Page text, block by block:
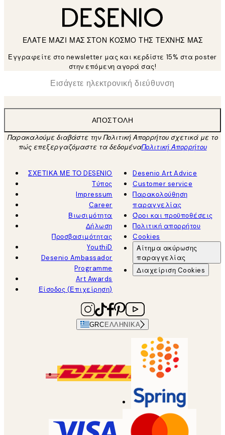
ΕΛΑΤΕ ΜΑΖΙ ΜΑΣ ΣΤΟΝ ΚΟΣΜΟ ΤΗΣ ΤΕΧΝΗΣ ΜΑΣ
Εγγραφείτε στο newsletter μας και κερδίστε 15% στα poster
στην επόμενη αγορά σας!
Ηλεκτρονική Διεύθυνση
ΑΠΟΣΤΟΛΉ
Παρακαλούμε διαβάστε την Πολιτική Απορρήτου σχετικά με το
πώς επεξεργαζόμαστε τα δεδομέναΠολιτική Απορρήτου
ΣΧΕΤΙΚΑ ΜΕ ΤΟ DESENIO
Τύπος
Impressum
Career
Βιωσιμότητα
Δήλωση
Προσβασιμότητας
YouthiD
Desenio Ambassador
Programme
Art Awards
Είσοδος (Επιχείρηση)
Desenio Art Advice
Customer service
Παρακολούθηση
παραγγελίας
Όροι και προϋποθέσεις
Πολιτική απορρήτου
Cookies
Αίτημα ακύρωσης
παραγγελίας
Διαχείριση Cookies
GRCΕΛΛΗΝΙΚΆ